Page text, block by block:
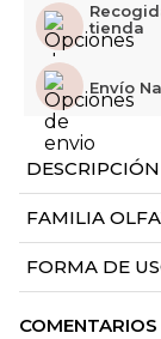
tienda
Envío
DESCRIPCIÓN
FAMILIA
FORMA DE